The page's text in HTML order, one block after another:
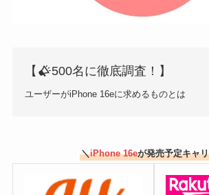
【 500名に徹底調査！】
ユーザーがiPhone 16eに求めるものとは
＼iPhone 16eが発売予定キャ